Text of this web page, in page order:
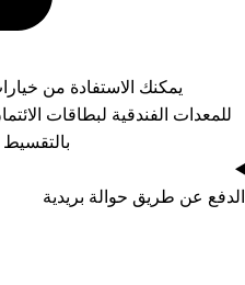
يمكنك الاستفادة من
للمعدات الفندقية لبطاقات
بالتقسيط
الدفع عن طريق حوالة بريدية